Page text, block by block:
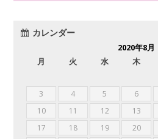
カレンダー
2020年8月
月
火 水 木
3
4 5 6
10
11 12 13
17
18 19 20